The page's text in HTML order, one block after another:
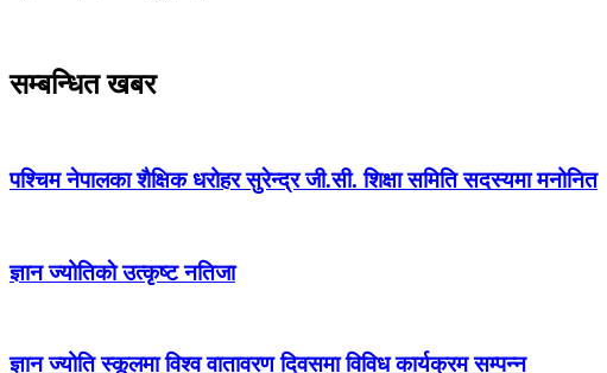
सम्बन्धित खबर
पश्चिम नेपालका शैक्षिक धरोहर सुरेन्द्र जी.सी. शिक्षा समिति सदस्यमा मनोनित
ज्ञान ज्योतिकाे उत्कृष्ट नतिजा
ज्ञान ज्योति स्कूलमा विश्व वातावरण दिवसमा विविध कार्यक्रम सम्पन्न